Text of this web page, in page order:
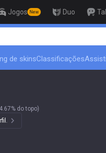
Jogos New Duo
de skinsClassificações
do topo)